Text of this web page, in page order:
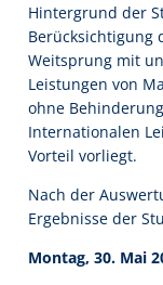
Hintergrund der
Berücksichtigung
Weitsprung mit
Leistungen von
ohne
Internationalen
Vorteil vorliegt.
Nach der
Ergebnisse der
Montag, 30. Mai